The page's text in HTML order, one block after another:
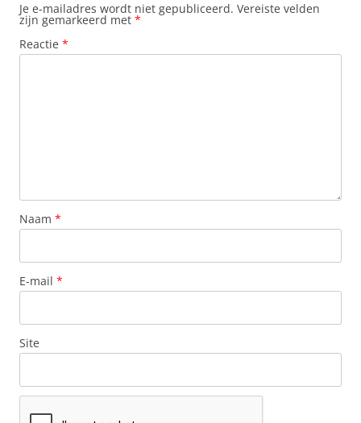
Je e-mailadres wordt niet gepubliceerd. Vereiste velden
zijn gemarkeerd met *
Reactie *
Naam *
E-mail *
Site